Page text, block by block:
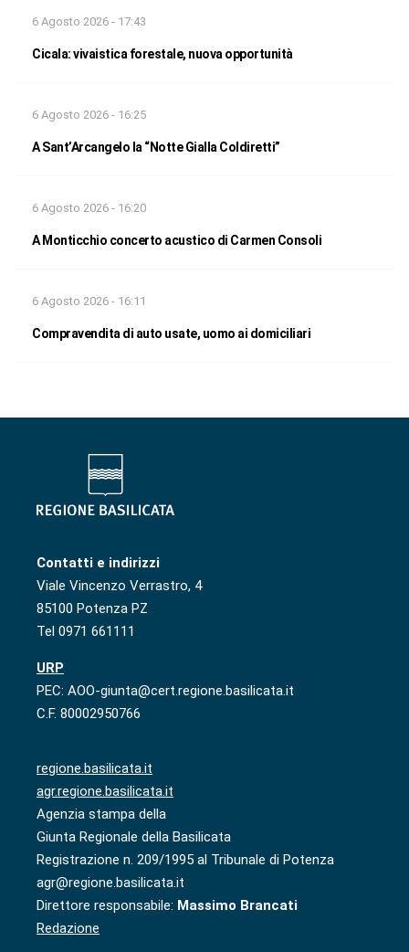
6 Agosto 2026 - 17:43
Cicala: vivaistica forestale, nuova opportunità
6 Agosto 2026 - 16:25
A Sant’Arcangelo la “Notte Gialla Coldiretti”
6 Agosto 2026 - 16:20
A Monticchio concerto acustico di Carmen Consoli
6 Agosto 2026 - 16:11
Compravendita di auto usate, uomo ai domiciliari
Contatti e indirizzi
Viale Vincenzo Verrastro, 4
85100 Potenza PZ
Tel 0971 661111
URP
PEC: AOO-giunta@cert.regione.basilicata.it
C.F. 80002950766
regione.basilicata.it
agr.regione.basilicata.it
Agenzia stampa della
Giunta Regionale della Basilicata
Registrazione n. 209/1995 al Tribunale di Potenza
agr@regione.basilicata.it
Direttore responsabile: Massimo Brancati
Redazione